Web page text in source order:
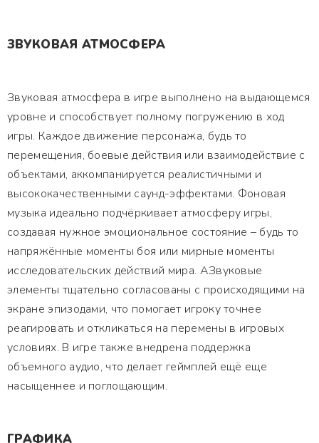
ЗВУКОВАЯ АТМОСФЕРА
Звуковая атмосфера в игре выполнено на выдающемся
уровне и способствует полному погружению в ход
игры. Каждое движение персонажа, будь то
перемещения, боевые действия или взаимодействие с
объектами, аккомпанируется реалистичными и
высококачественными саунд-эффектами. Фоновая
музыка идеально подчёркивает атмосферу игры,
создавая нужное эмоциональное состояние – будь то
напряжённые моменты боя или мирные моменты
исследовательских действий мира. АЗвуковые
элементы тщательно согласованы с происходящими на
экране эпизодами, что помогает игроку точнее
реагировать и откликаться на перемены в игровых
условиях. В игре также внедрена поддержка
объемного аудио, что делает геймплей ещё еще
насыщеннее и поглощающим.
ГРАФИКА